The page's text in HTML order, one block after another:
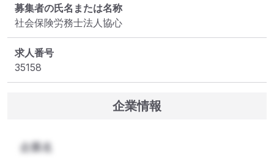
募集者の氏名または名称
社会保険労務士法人協心
求人番号
35158
企業情報
企業名